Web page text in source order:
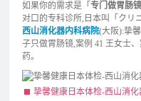
如果你的需求是「 专门做胃肠
对口的专科诊所,日本叫「クリ
西山消化器内科病院(大阪):挚
子只做胃肠镜,案例 41 王女士
药。
挚馨健康日本体检-西山消